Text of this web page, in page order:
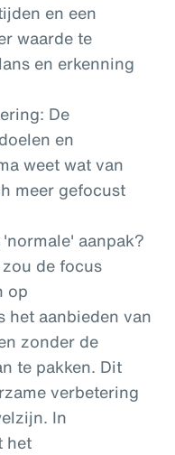
en een
waarde te
en erkenning
De
en
weet wat van
meer gefocust
aanpak?
de focus
op
aanbieden van
zonder de
te pakken. Dit
verbetering
In
het